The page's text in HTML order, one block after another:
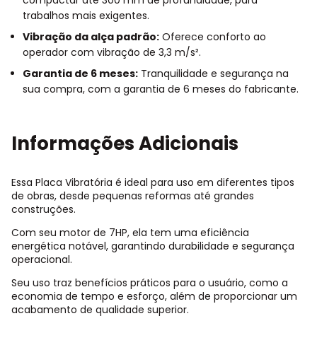
trabalhos mais exigentes.
Vibração da alça padrão: Oferece conforto ao
operador com vibração de 3,3 m/s².
Garantia de 6 meses: Tranquilidade e segurança na
sua compra, com a garantia de 6 meses do fabricante.
Informações Adicionais
Essa Placa Vibratória é ideal para uso em diferentes tipos
de obras, desde pequenas reformas até grandes
construções.
Com seu motor de 7HP, ela tem uma eficiência
energética notável, garantindo durabilidade e segurança
operacional.
Seu uso traz benefícios práticos para o usuário, como a
economia de tempo e esforço, além de proporcionar um
acabamento de qualidade superior.